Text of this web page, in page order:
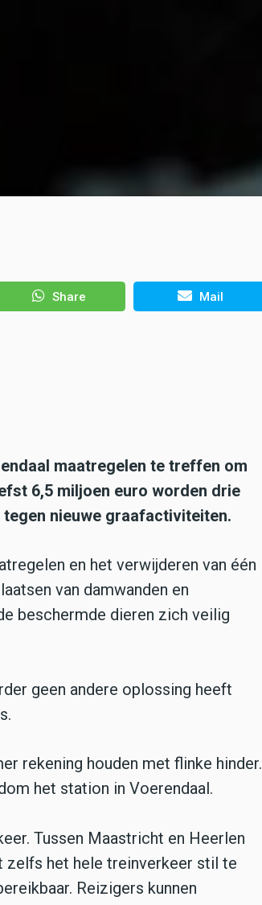
Share Mail
maatregelen te treffen om
6,5 miljoen euro worden drie
nieuwe graafactiviteiten.
en het verwijderen van één
van damwanden en
beschermde dieren zich veilig
geen andere oplossing heeft
rekening houden met flinke hinder.
het station in Voerendaal.
Tussen Maastricht en Heerlen
zelfs het hele treinverkeer stil te
Reizigers kunnen